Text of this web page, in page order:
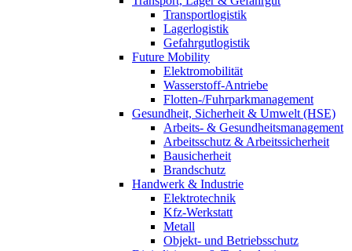
Transportlogistik
Lagerlogistik
Gefahrgutlogistik
Future Mobility
Elektromobilität
Wasserstoff-Antriebe
Flotten-/Fuhrparkmanagement
Gesundheit, Sicherheit & Umwelt (HSE)
Arbeits- & Gesundheitsmanagement
Arbeitsschutz & Arbeitssicherheit
Bausicherheit
Brandschutz
Handwerk & Industrie
Elektrotechnik
Kfz-Werkstatt
Metall
Objekt- und Betriebsschutz